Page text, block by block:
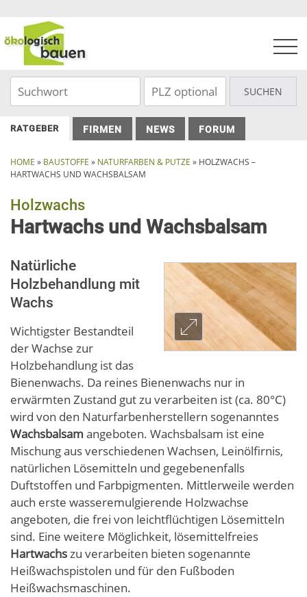
to
content
RATGEBER FIRMEN NEWS FORUM
HOME » BAUSTOFFE » NATURFARBEN & PUTZE » HOLZWACHS –
HARTWACHS UND WACHSBALSAM
Holzwachs
Hartwachs und Wachsbalsam
Natürliche
Holzbehandlung mit
Wachs
Wichtigster Bestandteil
der Wachse zur
Holzbehandlung ist das
Bienenwachs. Da reines Bienenwachs nur in
erwärmten Zustand gut zu verarbeiten ist (ca. 80°C)
wird von den Naturfarbenherstellern sogenanntes
Wachsbalsamangeboten. Wachsbalsam ist eine
Mischung aus verschiedenen Wachsen, Leinölfirnis,
natürlichen Lösemitteln und gegebenenfalls
Duftstoffen und Farbpigmenten. Mittlerweile werden
auch erste wasseremulgierende Holzwachse
angeboten, die frei von leichtflüchtigen Lösemitteln
sind. Eine weitere Möglichkeit, lösemittelfreies
Hartwachszu verarbeiten bieten sogenannte
Heißwachspistolen und für den Fußboden
Heißwachsmaschinen.